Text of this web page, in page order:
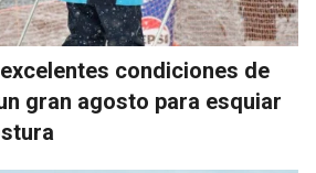
condiciones de
gran agosto para esquiar